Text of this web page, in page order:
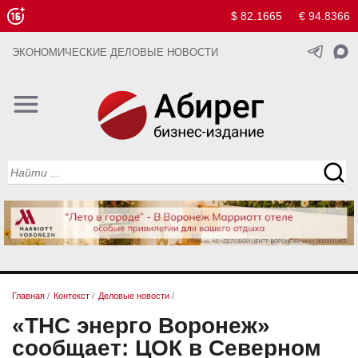
$ 82.1665 € 94.8366
ЭКОНОМИЧЕСКИЕ ДЕЛОВЫЕ НОВОСТИ
Главная / Контекст / Деловые новости /
«ТНС энерго Воронеж»
сообщает: ЦОК в Северном